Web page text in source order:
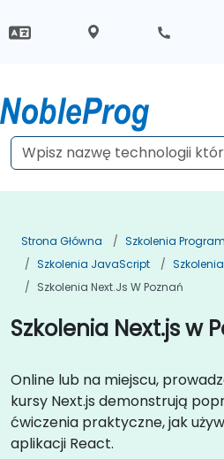
Strona Główna
Szkolenia
Szkolenia JavaScript
Szkolenia Next.js W Poznań
Szkolenia Next.js w
Online lub na miejscu,
kursy Next.js demonstrują
ćwiczenia praktyczne, jak
aplikacji React.